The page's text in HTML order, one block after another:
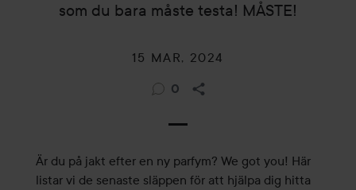
som du bara måste testa! MÅSTE!
15 MAR, 2024
0
Är du på jakt efter en ny parfym? We got you! Här
listar vi de senaste släppen för att hjälpa dig hitta